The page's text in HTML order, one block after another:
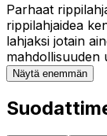
Parhaat
rippilahjaidea
lahjaksi jotain
mahdollisuuden
Näytä enemmän